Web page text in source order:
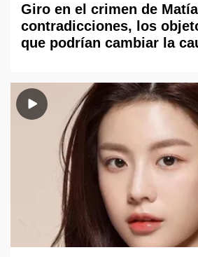
Giro en el crimen de
contradicciones, los
que podrían cambiar la